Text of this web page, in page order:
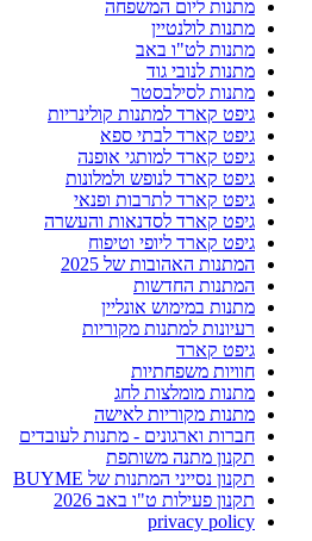
מתנות ליום המשפחה
מתנות לולנטיין
מתנות לט"ו באב
מתנות לנובי גוד
מתנות לסילבסטר
גיפט קארד למתנות קולינריות
גיפט קארד לבתי ספא
גיפט קארד למותגי אופנה
גיפט קארד לנופש ולמלונות
גיפט קארד לתרבות ופנאי
גיפט קארד לסדנאות והעשרה
גיפט קארד ליופי וטיפוח
המתנות האהובות של 2025
המתנות החדשות
מתנות במימוש אונליין
רעיונות למתנות מקוריות
גיפט קארד
חוויות משפחתיות
מתנות מומלצות לחג
מתנות מקוריות לאישה
חברות וארגונים - מתנות לעובדים
תקנון מתנה משותפת
תקנון נסייני המתנות של BUYME
תקנון פעילות ט"ו באב 2026
privacy policy